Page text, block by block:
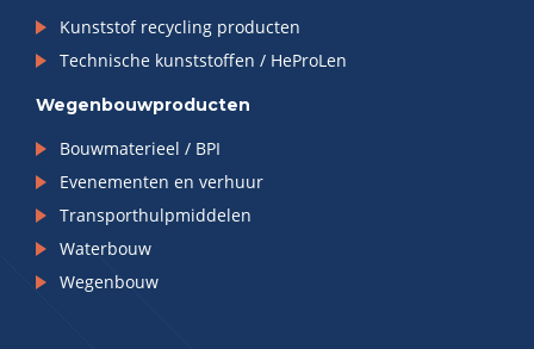
Kunststof recycling producten
Technische kunststoffen / HeProLen
Wegenbouwproducten
Bouwmaterieel / BPI
Evenementen en verhuur
Transporthulpmiddelen
Waterbouw
Wegenbouw